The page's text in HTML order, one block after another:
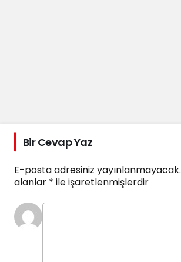
Bir Cevap Yaz
E-posta adresiniz yayınlanmayacak.
alanlar * ile işaretlenmişlerdir